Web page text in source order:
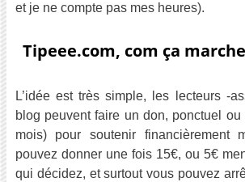
et je ne compte pas mes heures).
Tipeee.com, com ça
L’idée est très simple, les lecteurs -
blog peuvent faire un don, ponctuel ou
mois) pour soutenir financièrement
pouvez donner une fois 15€, ou 5€
qui décidez, et surtout vous pouvez